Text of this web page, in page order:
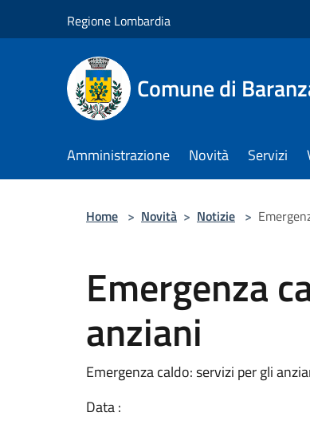
Regione Lombardia
Comune di
Amministrazione Novità Servizi
Home > Novità > Notizie >
Emergenza
anziani
Emergenza caldo: servizi per gli
Data :